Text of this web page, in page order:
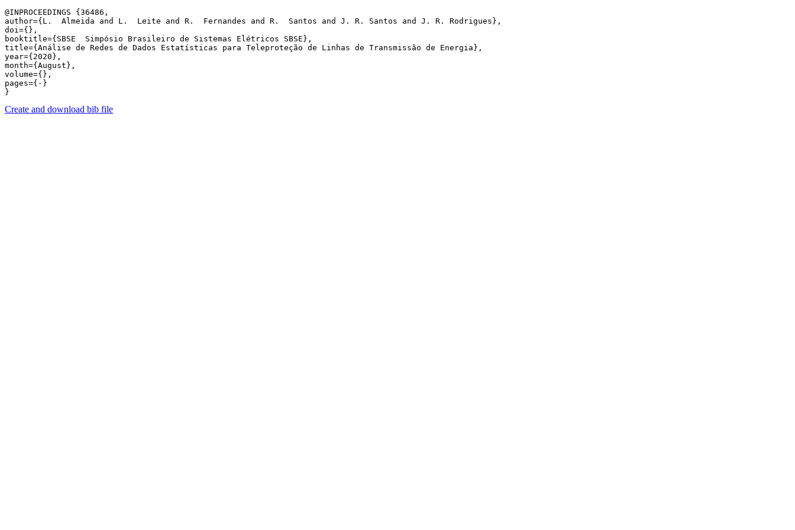
@INPROCEEDINGS {36486,
author={L.  Almeida and L.  Leite and R.  Fernandes and R.  Santos and J. R. Santos and J. R. Rodrigues},
doi={},
booktitle={SBSE  Simpósio Brasileiro de Sistemas Elétricos SBSE},
title={Análise de Redes de Dados Estatísticas para Teleproteção de Linhas de Transmissão de Energia},
year={2020},
month={August},
volume={},
pages={-}
Create and download bib file